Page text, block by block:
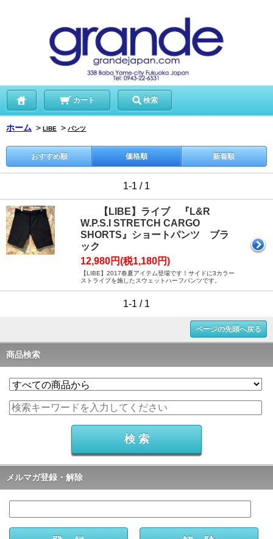
カート 検索
ホーム ＞ LIBE ＞ パンツ
おすすめ順 価格順 新着順
1-1 / 1
【LIBE】ライブ 『L&R
W.P.S.I STRETCH CARGO
SHORTS』ショートパンツ ブラ
ック
12,980円(税1,180円)
【LIBE】2017春夏アイテム登場です！サイドに3カラー
ストライプを施したスウェットハーフパンツです。
1-1 / 1
ページの先頭へ戻る
商品検索
メルマガ登録・解除